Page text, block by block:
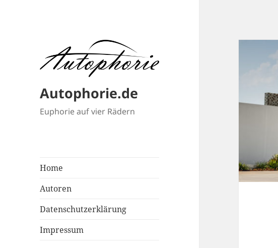
Autophorie.de
Euphorie auf vier Rädern
Home
Autoren
Datenschutzerklärung
Impressum